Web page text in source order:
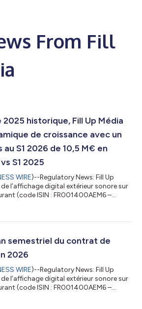
From Fill
historique, Fill Up Média
de croissance avec un
S1 2026 de 10,5 M€ en
S1 2025
WIRE)--Regulatory News: Fill Up
l’affichage digital extérieur sonore sur
(code ISIN : FR001400AEM6 –
de Fill Up Média, déclare : « Ce
son développement et à franchir une
semestriel du contrat de
2026
WIRE)--Regulatory News: Fill Up
l’affichage digital extérieur sonore sur
(code ISIN : FR001400AEM6 –